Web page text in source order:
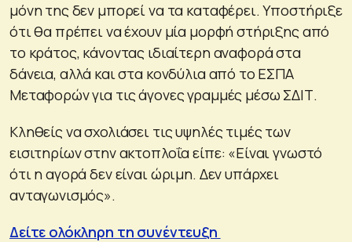
μόνη της δεν μπορεί να τα καταφέρει. Υποστήριξε
ότι θα πρέπει να έχουν μία μορφή στήριξης από
το κράτος, κάνοντας ιδιαίτερη αναφορά στα
δάνεια, αλλά και στα κονδύλια από το ΕΣΠΑ
Μεταφορών για τις άγονες γραμμές μέσω ΣΔΙΤ.
Κληθείς να σχολιάσει τις υψηλές τιμές των
εισιτηρίων στην ακτοπλοΐα είπε: «Είναι γνωστό
ότι η αγορά δεν είναι ώριμη. Δεν υπάρχει
ανταγωνισμός».
Δείτε ολόκληρη τη συνέντευξη